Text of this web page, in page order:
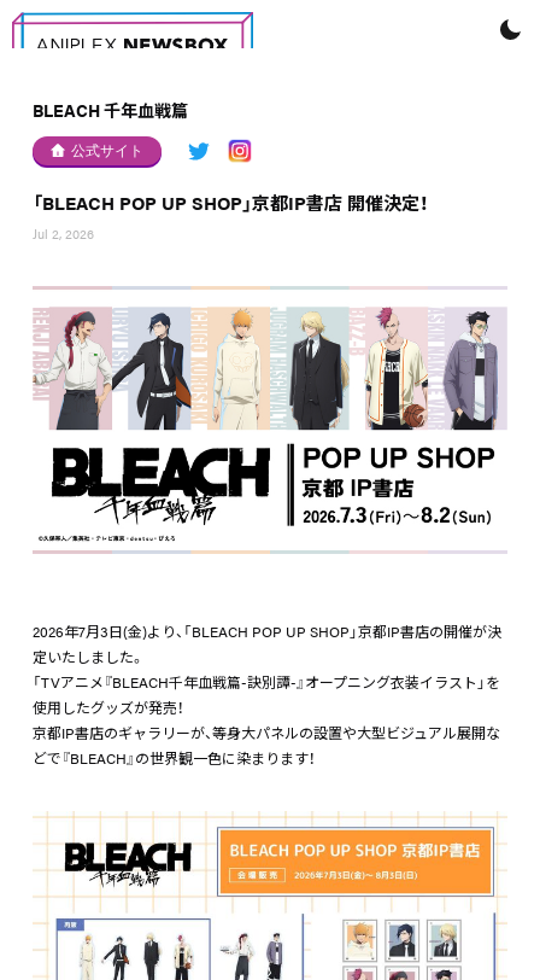
BLEACH 千年血戦篇
公式サイト
「BLEACH POP UP SHOP」京都IP書店 開催決定！
Jul 2, 2026
2026年7月3日(金)より、「BLEACH POP UP SHOP」京都IP書店の開催が決
定いたしました。
「TVアニメ『BLEACH千年血戦篇-訣別譚-』オープニング衣装イラスト」を
使用したグッズが発売！
京都IP書店のギャラリーが、等身大パネルの設置や大型ビジュアル展開な
どで『BLEACH』の世界観一色に染まります！